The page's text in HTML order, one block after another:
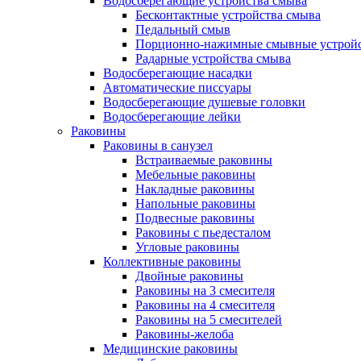
Бесконтактные устройства смыва
Педальный смыв
Порционно-нажимные смывные
Радарные устройства смыва
Водосберегающие насадки
Автоматические писсуары
Водосберегающие душевые головки
Водосберегающие лейки
Раковины
Раковины в санузел
Встраиваемые раковины
Мебельные раковины
Накладные раковины
Напольные раковины
Подвесные раковины
Раковины с пьедесталом
Угловые раковины
Коллективные раковины
Двойные раковины
Раковины на 3 смесителя
Раковины на 4 смесителя
Раковины на 5 смесителей
Раковины-желоба
Медицинские раковины